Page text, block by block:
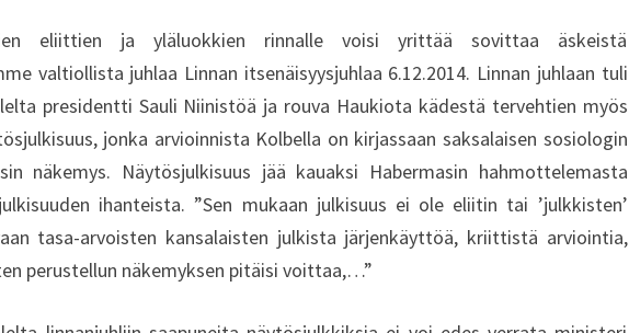
eliittien ja yläluokkien rinnalle voisi yrittää sovittaa äskeistä
valtiollista juhlaa Linnan itsenäisyysjuhlaa 6.12.2014. Linnan juhlaan tuli
presidentti Sauli Niinistöä ja rouva Haukiota kädestä tervehtien myös
jonka arvioinnista Kolbella on kirjassaan saksalaisen sosiologin
näkemys. Näytösjulkisuus jää kauaksi Habermasin hahmottelemasta
ihanteista. ”Sen mukaan julkisuus ei ole eliitin tai ’julkkisten’
tasa-arvoisten kansalaisten julkista järjenkäyttöä, kriittistä arviointia,
perustellun näkemyksen pitäisi voittaa,…”